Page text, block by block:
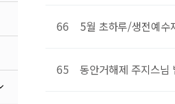
66 5월 초하루/생전예수
65 동안거해제 주지스님